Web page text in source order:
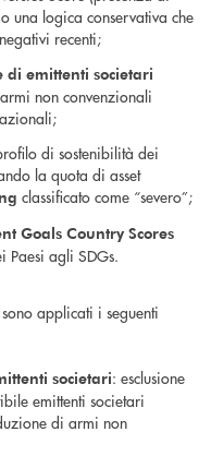
una logica conservativa che
recenti;
di emittenti societari
non convenzionali
di sostenibilità dei
la quota di asset
classificato come “severo”;
Goals Country Scores
Paesi agli SDGs.
applicati i seguenti
societari: esclusione
emittenti societari
di armi non